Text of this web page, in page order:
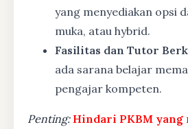
yang menyediakan opsi
muka, atau hybrid.
Fasilitas dan Tutor
ada sarana belajar
pengajar kompeten.
Penting: Hindari PKBM yang